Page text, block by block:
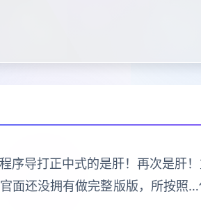
导打正中式的是肝！再次是肝
面还没拥有做完整版版，所按照